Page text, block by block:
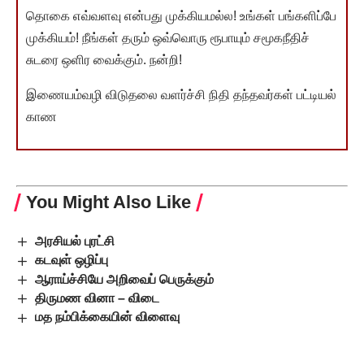
தொகை எவ்வளவு என்பது முக்கியமல்ல! உங்கள் பங்களிப்பே
முக்கியம்! நீங்கள் தரும் ஒவ்வொரு ரூபாயும் சமூகநீதிச்
சுடரை ஒளிர வைக்கும். நன்றி!
இணையம்வழி விடுதலை வளர்ச்சி நிதி தந்தவர்கள் பட்டியல்
காண
You Might Also Like
அரசியல் புரட்சி
கடவுள் ஒழிப்பு
ஆராய்ச்சியே அறிவைப் பெருக்கும்
திருமண வினா – விடை
மத நம்பிக்கையின் விளைவு